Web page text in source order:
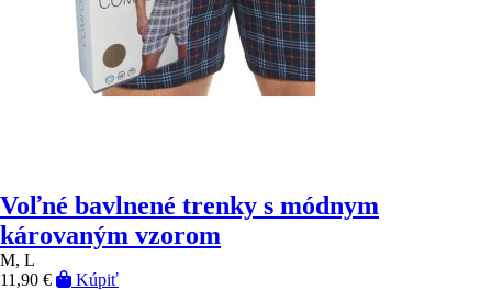
Voľné bavlnené trenky s módnym
károvaným vzorom
M, L
11,90 €
Kúpiť